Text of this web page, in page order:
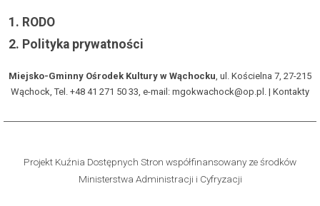
1. RODO
2. Polityka prywatności
Miejsko-Gminny Ośrodek Kultury w Wąchocku, ul. Kościelna 7, 27-215
Wąchock, Tel. +48 41 271 50 33, e-mail: mgokwachock@op.pl. | Kontakty
Projekt Kuźnia Dostępnych Stron współfinansowany ze środków
Ministerstwa Administracji i Cyfryzacji